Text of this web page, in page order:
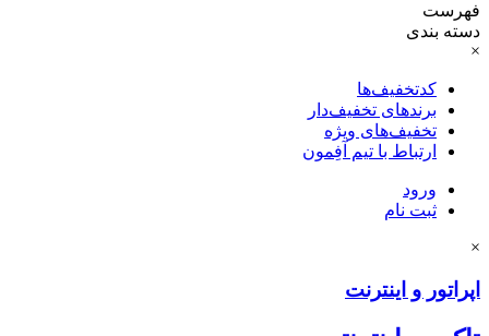
فهرست
دسته بندی
×
کدتخفیف‌ها
برندهای تخفیف‌دار
تخفیف‌های ویژه
ارتباط با تیم آفِمون
ورود
ثبت نام
×
اپراتور و اینترنت